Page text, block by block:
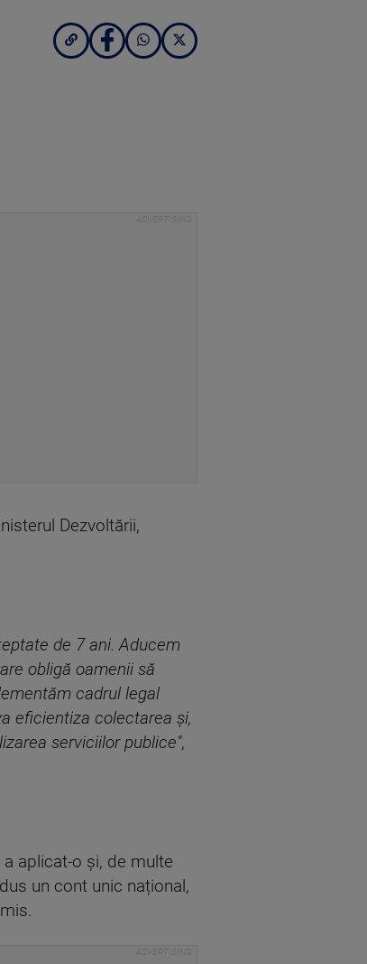
Dezvoltării,
de 7 ani. Aducem
obligă oamenii să
cadrul legal
eficientiza colectarea şi,
serviciilor publice",
aplicat-o și, de multe
un cont unic național,